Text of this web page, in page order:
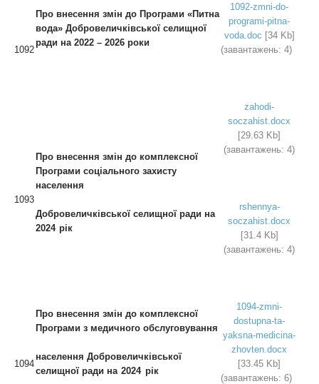
1092
Про внесення змін до Програми «Питна
вода» Добровеличківської селищної
ради на 2022 – 2026 роки
1092-zmni-do-
programi-pitna-
voda.doc [34 Kb]
(завантажень: 4)
1093
Про внесення змін до комплексної
Програми соціального захисту
населення
Добровеличківської селищної ради на
2024 рік
zahodi-
soczahist.docx
[29.63 Kb]
(завантажень: 4)
rshennya-
soczahist.docx
[31.4 Kb]
(завантажень: 4)
1094
Про внесення змін до комплексної
Програми з медичного обслуговування
населення Добровеличківської
селищної ради на 2024 рік
1094-zmni-
dostupna-ta-
yaksna-medicina-
zhovten.docx
[33.45 Kb]
(завантажень: 6)